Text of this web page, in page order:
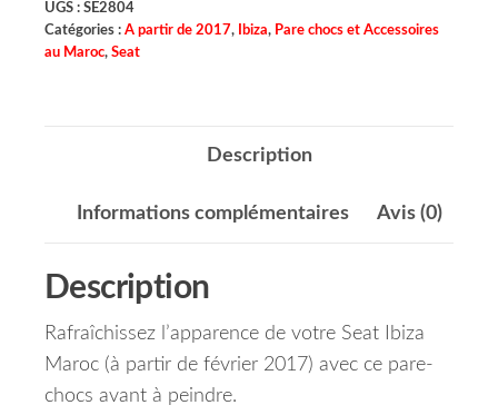
UGS : SE2804
Catégories : A partir de 2017, Ibiza, Pare chocs et Accessoires
au Maroc, Seat
Description
Informations complémentaires Avis (0)
Description
Rafraîchissez l’apparence de votre Seat Ibiza
Maroc (à partir de février 2017) avec ce pare-
chocs avant à peindre.